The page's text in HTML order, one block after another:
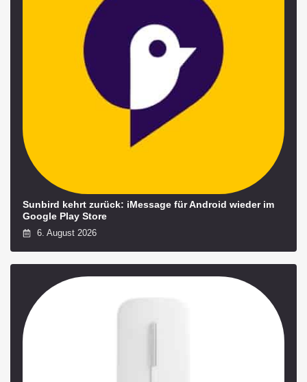
Sunbird kehrt zurück: iMessage für Android wieder im
Google Play Store
6. August 2026